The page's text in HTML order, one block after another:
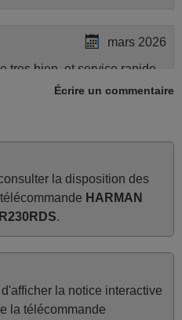
mars 2026
tres bien, et service rapide
avril 2026
effectuée a 13h30est
en remercie d’avance et
FRANCE
Écrire un commentaire
la disposition des
HARMAN
.
d'afficher la notice interactive
la télécommande